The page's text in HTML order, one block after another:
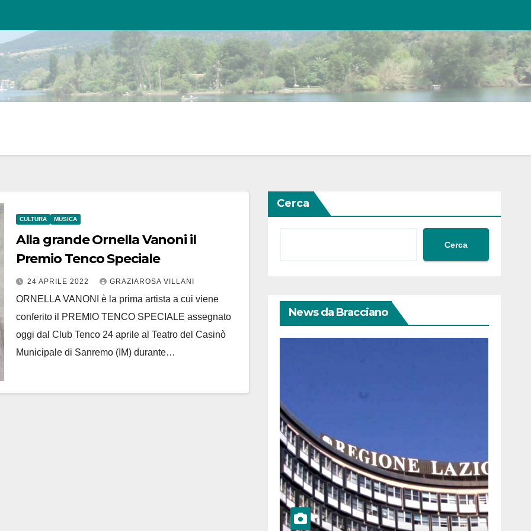
CULTURA MUSICA
Alla grande Ornella Vanoni il
Premio Tenco Speciale
24 APRILE 2022 GRAZIAROSA VILLANI
ORNELLA VANONI è la prima artista a cui viene
conferito il PREMIO TENCO SPECIALE assegnato
oggi dal Club Tenco 24 aprile al Teatro del Casinò
Municipale di Sanremo (IM) durante…
Cerca
Cerca
News da Bracciano